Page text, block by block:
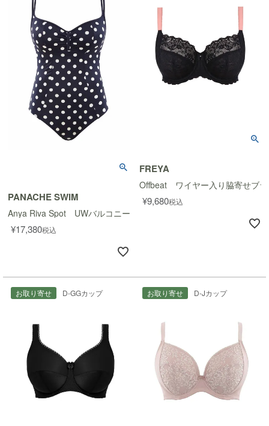
PANACHE SWIM
Anya Riva Spot UWバルコニースイムスーツ
¥17,380税込
FREYA
Offbeat ワイヤー入り脇寄せブラ
¥9,680税込
お取り寄せ D-GGカップ お取り寄せ D-Jカップ